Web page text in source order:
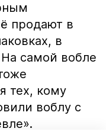
продают в
в
самой вобле
тех, кому
воблу с